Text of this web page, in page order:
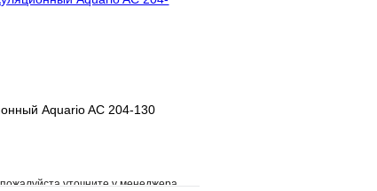
Aquario AC 204-130
уточните у менеджера